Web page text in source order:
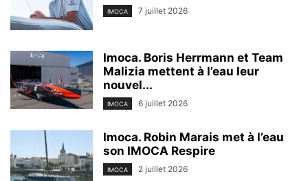
IMOCA 7 juillet 2026
Imoca. Boris Herrmann et Team
Malizia mettent à l’eau leur
nouvel...
IMOCA 6 juillet 2026
Imoca. Robin Marais met à l’eau
son IMOCA Respire
IMOCA 2 juillet 2026